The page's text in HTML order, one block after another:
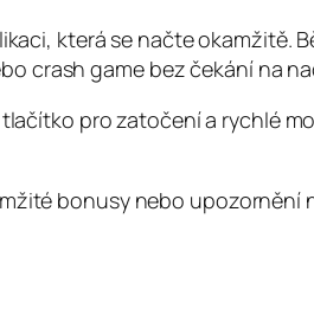
která se načte okamžitě.
crash game bez čekání na
pro zatočení a rychlé
bonusy nebo upozornění